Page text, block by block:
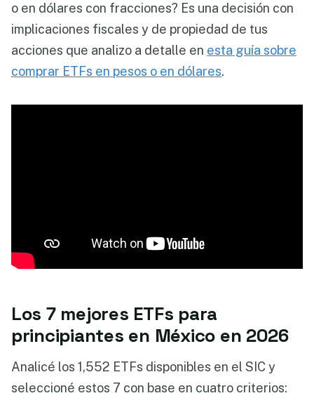
o en dólares con fracciones? Es una decisión con
implicaciones fiscales y de propiedad de tus
acciones que analizo a detalle en esta guía sobre
comprar ETFs en pesos o en dólares.
Los 7 mejores ETFs para
principiantes en México en 2026
Analicé los 1,552 ETFs disponibles en el SIC y
seleccioné estos 7 con base en cuatro criterios: